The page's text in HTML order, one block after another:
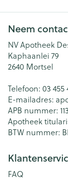
Neem
NV Apotheek
Kaphaanlei 79
2640 Mortsel
Telefoon: 03 455
E-mailadres:
APB nummer:
Apotheek
BTW nummer:
FAQ